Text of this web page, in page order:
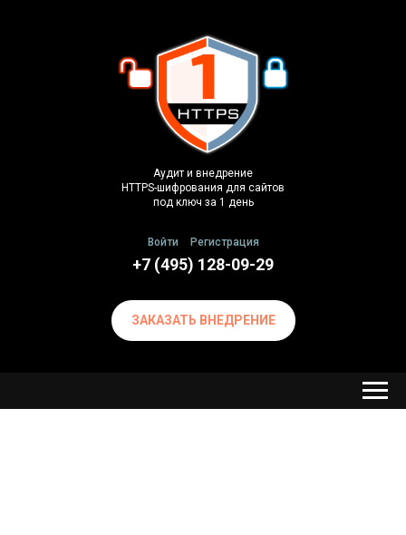
Аудит и внедрение
HTTPS-шифрования для сайтов
под ключ за 1 день
Войти Регистрация
+7 (495) 128-09-29
ЗАКАЗАТЬ ВНЕДРЕНИЕ